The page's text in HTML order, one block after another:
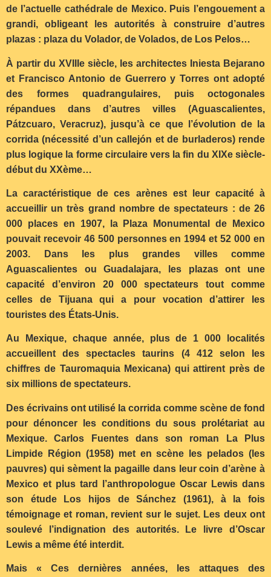
de l’actuelle cathédrale de Mexico. Puis l’engouement a
grandi, obligeant les autorités à construire d’autres
plazas : plaza du Volador, de Volados, de Los Pelos…
À partir du XVIIIe siècle, les architectes Iniesta Bejarano
et Francisco Antonio de Guerrero y Torres ont adopté
des formes quadrangulaires, puis octogonales
répandues dans d’autres villes (Aguascalientes,
Pátzcuaro, Veracruz), jusqu’à ce que l’évolution de la
corrida (nécessité d’un callejón et de burladeros) rende
plus logique la forme circulaire vers la fin du XIXe siècle-
début du XXème…
La caractéristique de ces arènes est leur capacité à
accueillir un très grand nombre de spectateurs : de 26
000 places en 1907, la Plaza Monumental de Mexico
pouvait recevoir 46 500 personnes en 1994 et 52 000 en
2003. Dans les plus grandes villes comme
Aguascalientes ou Guadalajara, les plazas ont une
capacité d’environ 20 000 spectateurs tout comme
celles de Tijuana qui a pour vocation d’attirer les
touristes des États-Unis.
Au Mexique, chaque année, plus de 1 000 localités
accueillent des spectacles taurins (4 412 selon les
chiffres de Tauromaquia Mexicana) qui attirent près de
six millions de spectateurs.
Des écrivains ont utilisé la corrida comme scène de fond
pour dénoncer les conditions du sous prolétariat au
Mexique. Carlos Fuentes dans son roman La Plus
Limpide Région (1958) met en scène les pelados (les
pauvres) qui sèment la pagaille dans leur coin d’arène à
Mexico et plus tard l’anthropologue Oscar Lewis dans
son étude Los hijos de Sánchez (1961), à la fois
témoignage et roman, revient sur le sujet. Les deux ont
soulevé l’indignation des autorités. Le livre d’Oscar
Lewis a même été interdit.
Mais « Ces dernières années, les attaques des